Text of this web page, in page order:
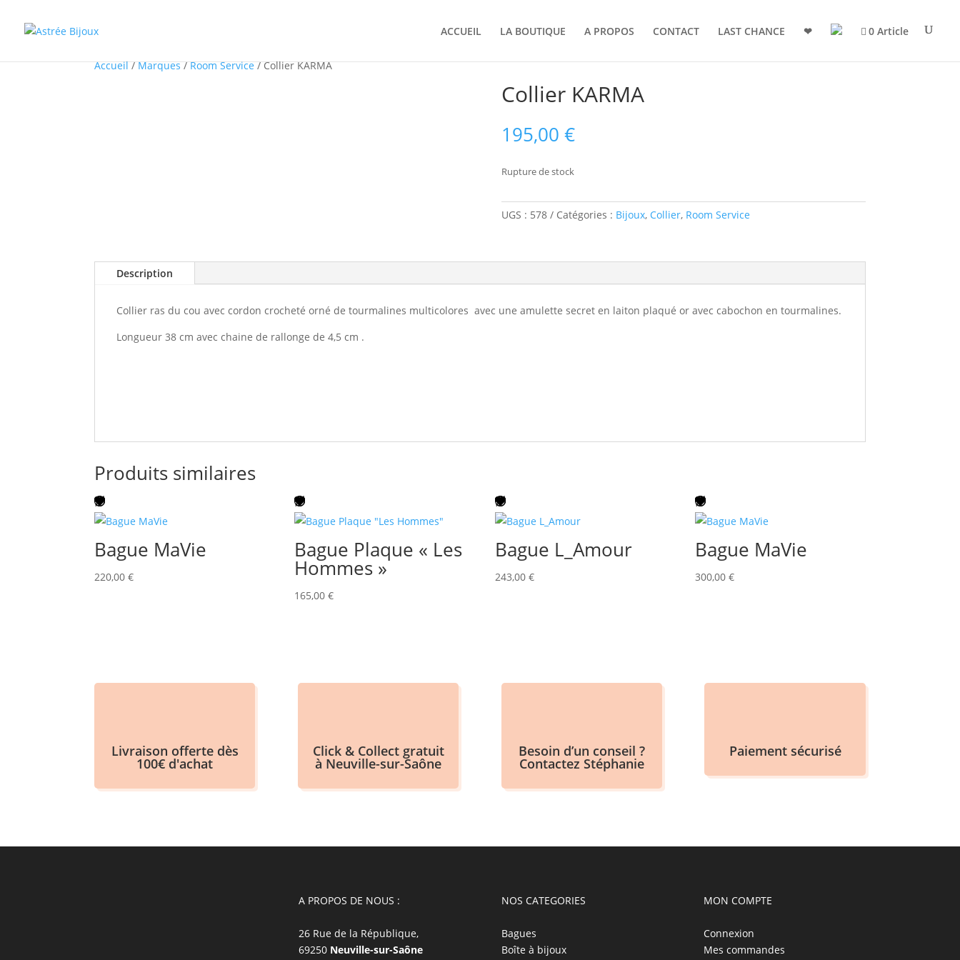
ACCUEIL LA BOUTIQUE A PROPOS CONTACT LAST CHANCE ❤ 0 Article
Accueil/Marques/Room Service/ Collier KARMA
Collier KARMA
195,00 €
Rupture de stock
UGS : 578 Catégories : Bijoux, Collier, Room Service
Description
Collier ras du cou avec cordon crocheté orné de tourmalines multicolores avec une amulette secret en laiton plaqué or avec cabochon en tourmalines.
Longueur 38 cm avec chaine de rallonge de 4,5 cm .
Produits similaires
Bague MaVie
220,00 €
Bague Plaque « Les
Hommes »
165,00€
Bague L_Amour
243,00 €
Bague MaVie
300,00 €
Livraison offerte dès
100€ d'achat
Click & Collect gratuit
à Neuville-sur-Saône
Besoin d’un conseil ?
Contactez Stéphanie
Paiement sécurisé
A PROPOS DE NOUS :
26 Rue de la République,
69250 Neuville-sur-Saône
NOS CATEGORIES
Bagues
Boîte à bijoux
MON COMPTE
Connexion
Mes commandes